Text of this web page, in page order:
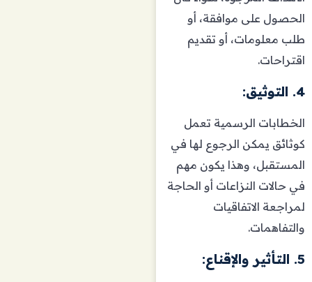
الحصول على موافقة، أو
طلب معلومات، أو تقديم
اقتراحات.
4. التوثيق:
الخطابات الرسمية تعمل
كوثائق يمكن الرجوع لها في
المستقبل، وهذا يكون مهم
في حالات النزاعات أو الحاجة
لمراجعة الاتفاقيات
والتفاهمات.
5. التأثير والإقناع: